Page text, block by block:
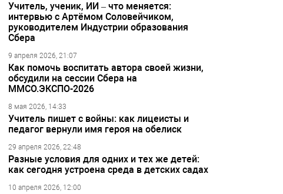
Учитель, ученик, ИИ – что меняется:
интервью с Артёмом Соловейчиком,
руководителем Индустрии образования
Сбера
9 апреля 2026, 21:07
Как помочь воспитать автора своей жизни,
обсудили на сессии Сбера на
ММСО.ЭКСПО-2026
8 мая 2026, 14:33
Учитель пишет с войны: как лицеисты и
педагог вернули имя героя на обелиск
29 апреля 2026, 22:48
Разные условия для одних и тех же детей:
как сегодня устроена среда в детских садах
10 апреля 2026, 12:00